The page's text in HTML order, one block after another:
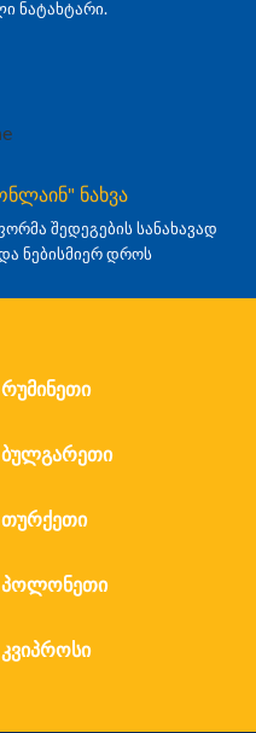
ნატახტარი.
ნახვა
შედეგების სანახავად
ნებისმიერ დროს
რუმინეთი
ბულგარეთი
თურქეთი
პოლონეთი
კვიპროსი